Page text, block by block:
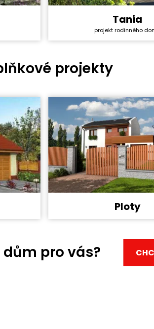
Cena stavby svépomocí:
Cena projektu:
Tania
projekt rodinného
projekty
Ploty
pro vás?